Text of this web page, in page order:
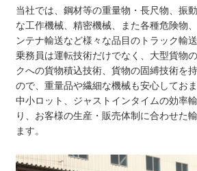
当社では、鋼材等の重量物・長尺物、振
な工作機械、精密機械、また各種危険物
ンテナ輸送など様々な品目のトラック輸
乗務員は運転技術だけでなく、大型貨物
クへの貨物積込技術、貨物の固縛技術を
ので、重量品や繊細な機械も安心しておま
中小ロット、ジャストインタイムの効率
り、お客様の生産・販売体制に合わせた
ます。